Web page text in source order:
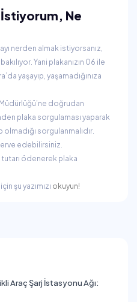
Ne
nerden almak istiyorsanız,
Yani plakanızın 06 ile
yaşayıp, yaşamadığınıza
doğrudan
plaka sorgulaması yaparak
sorgulanmalıdır.
edebilirsiniz.
ödenerek plaka
şu yazımızı okuyun!
Araç Şarj İstasyonu Ağı: